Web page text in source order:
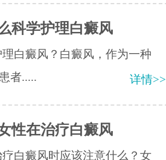
科学护理白癜风
白癜风？白癜风，作为一种
者.....
详情>>
性在治疗白癜风
白癜风时应该注意什么？女